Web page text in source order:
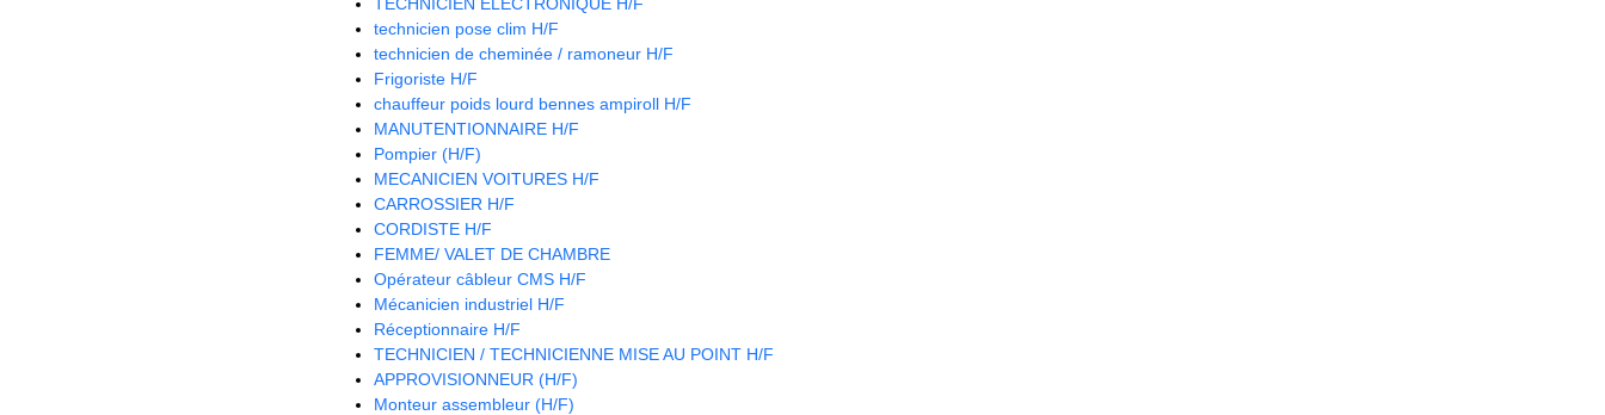
technicien pose clim H/F
technicien de cheminée / ramoneur H/F
Frigoriste H/F
chauffeur poids lourd bennes ampiroll H/F
MANUTENTIONNAIRE H/F
Pompier (H/F)
MECANICIEN VOITURES H/F
CARROSSIER H/F
CORDISTE H/F
FEMME/ VALET DE CHAMBRE
Opérateur câbleur CMS H/F
Mécanicien industriel H/F
Réceptionnaire H/F
TECHNICIEN / TECHNICIENNE MISE AU POINT H/F
APPROVISIONNEUR (H/F)
Monteur assembleur (H/F)